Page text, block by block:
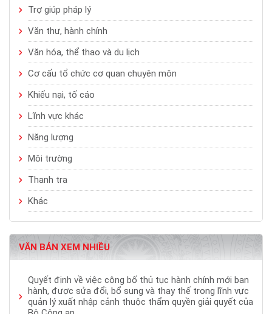
Trợ giúp pháp lý
Văn thư, hành chính
Văn hóa, thể thao và du lịch
Cơ cấu tổ chức cơ quan chuyên môn
Khiếu nại, tố cáo
Lĩnh vực khác
Năng lượng
Môi trường
Thanh tra
Khác
VĂN BẢN XEM NHIỀU
Quyết định về việc công bố thủ tục hành chính mới ban
hành, được sửa đổi, bổ sung và thay thế trong lĩnh vực
quản lý xuất nhập cảnh thuộc thẩm quyền giải quyết của